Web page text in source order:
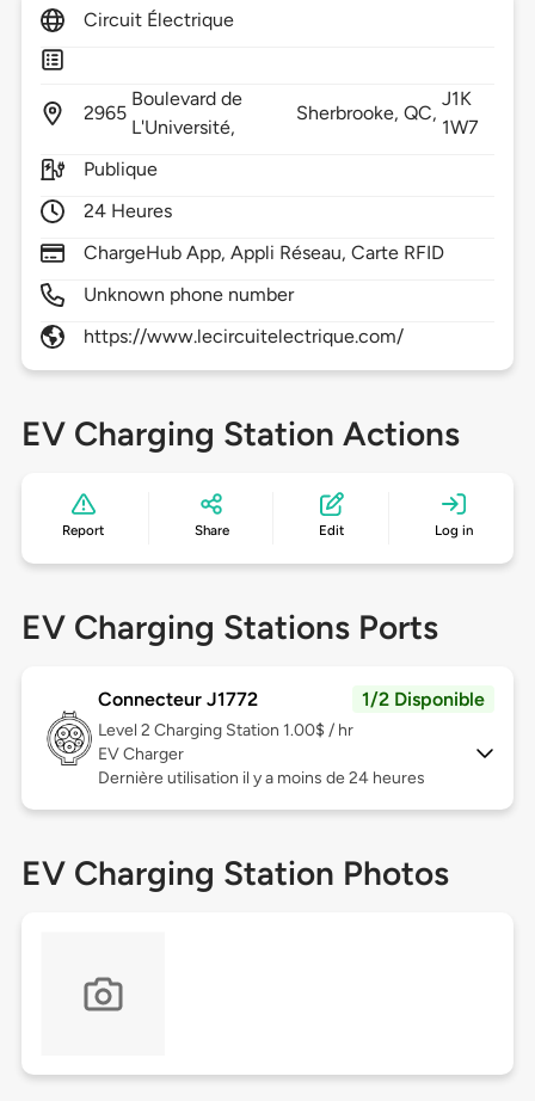
Circuit Électrique
2965
Boulevard de
L'Université,
Sherbrooke,QC,
J1K
1W7
Publique
24 Heures
ChargeHub App, Appli Réseau, Carte RFID
Unknown phone number
https://www.lecircuitelectrique.com/
EV Charging Station Actions
Report Share Edit Log in
EV Charging Stations Ports
Connecteur J1772 1/2 Disponible
Level 2 Charging Station 1.00$ / hr
EV Charger
Dernière utilisation il y a moins de 24 heures
EV Charging Station Photos